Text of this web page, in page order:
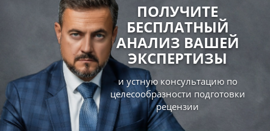
ПОЛУЧИТЕ
БЕСПЛАТНЫЙ
АНАЛИЗ ВАШЕЙ
ЭКСПЕРТИЗЫ
и устную консультацию по
целесообразности подготовки
рецензии